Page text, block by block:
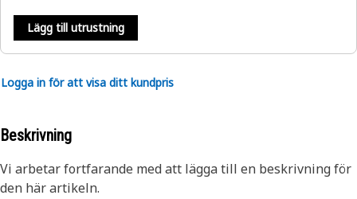
Lägg till utrustning
Logga in för att visa ditt kundpris
Beskrivning
Vi arbetar fortfarande med att lägga till en beskrivning för
den här artikeln.